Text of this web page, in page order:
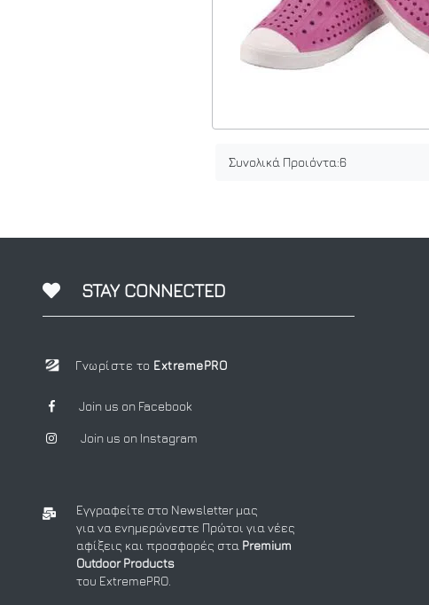
Συνολικά Προιόντα:6
STAY CONNECTED
Γνωρίστε το ExtremePRO
Join us on Facebook
Join us on Instagram
Εγγραφείτε στο Newsletter μας
για να ενημερώνεστε Πρώτοι για νέες
αφίξεις και προσφορές στα Premium
Outdoor Products
του ExtremePRO.